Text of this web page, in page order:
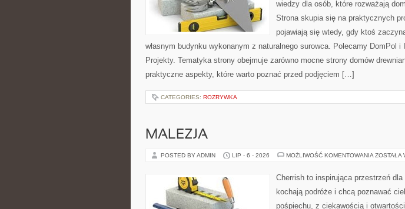
wiedzy dla osób, które rozważają
Strona skupia się na praktycznych
pojawiają się wtedy, gdy ktoś
własnym budynku wykonanym z naturalnego surowca. Polecamy DomPol i
Projekty. Tematyka strony obejmuje zarówno mocne strony domów
praktyczne aspekty, które warto poznać przed podjęciem […]
CATEGORIES: ROZRYWKA
MALEZJA
POSTED BY ADMIN LIP - 6 - 2026 MOŻLIWOŚĆ KOMENTOWANIA MALEZJA
ZOSTAŁA
Cherrish to inspirująca przestrzeń
kochają podróże i chcą poznawać
pośpiechu, z ciekawością i